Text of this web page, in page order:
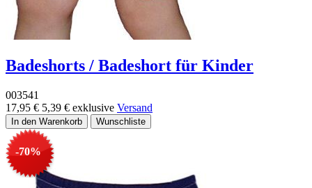
Badeshorts / Badeshort für Kinder
003541
17,95 € 5,39 € exklusive Versand
-70%